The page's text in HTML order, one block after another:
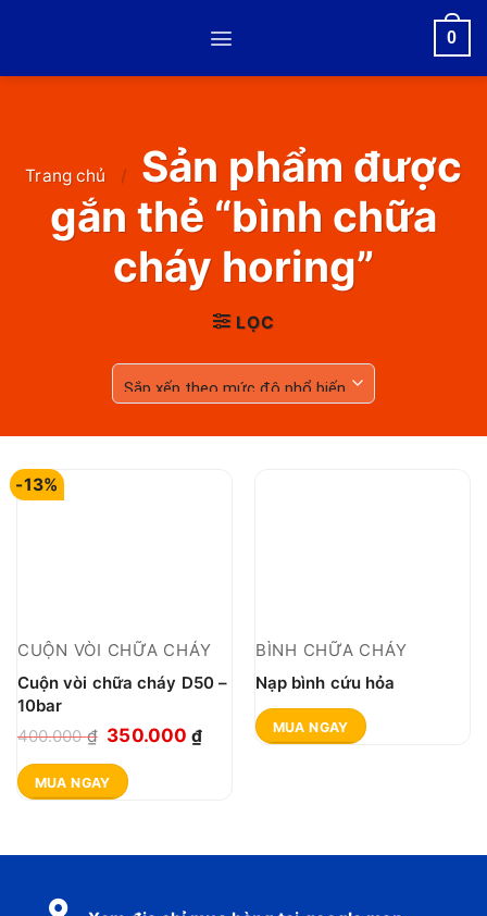
0
Trang chủ /
Sản phẩm được
gắn thẻ “bình chữa
cháy horing”
LỌC
-13%
CUỘN VÒI CHỮA CHÁY
Cuộn vòi chữa cháy D50 –
10bar
400.000₫ Giá
gốc
là:
350.000₫Giá
MUA NGAY
BÌNH CHỮA CHÁY
Nạp bình cứu hỏa
MUA NGAY